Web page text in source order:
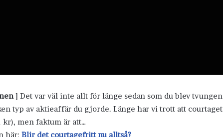
] Det var väl inte allt för länge sedan som du blev tvungen
typ av aktieaffär du gjorde. Länge har vi trott att courtaget
kr), men faktum är att…
här: Blir det courtagefritt nu alltså?